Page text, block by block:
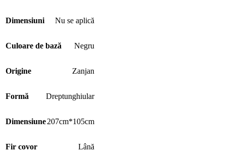
Dimensiuni Nu se aplică
Culoare de bază Negru
Origine Zanjan
Formă Dreptunghiular
Dimensiune207cm*105cm
Fir covor Lână